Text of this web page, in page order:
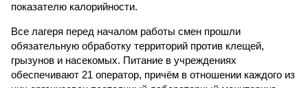
показателю калорийности.
Все лагеря перед началом работы смен прошли
обязательную обработку территорий против клещей,
грызунов и насекомых. Питание в учреждениях
обеспечивают 21 оператор, причём в отношении каждого из